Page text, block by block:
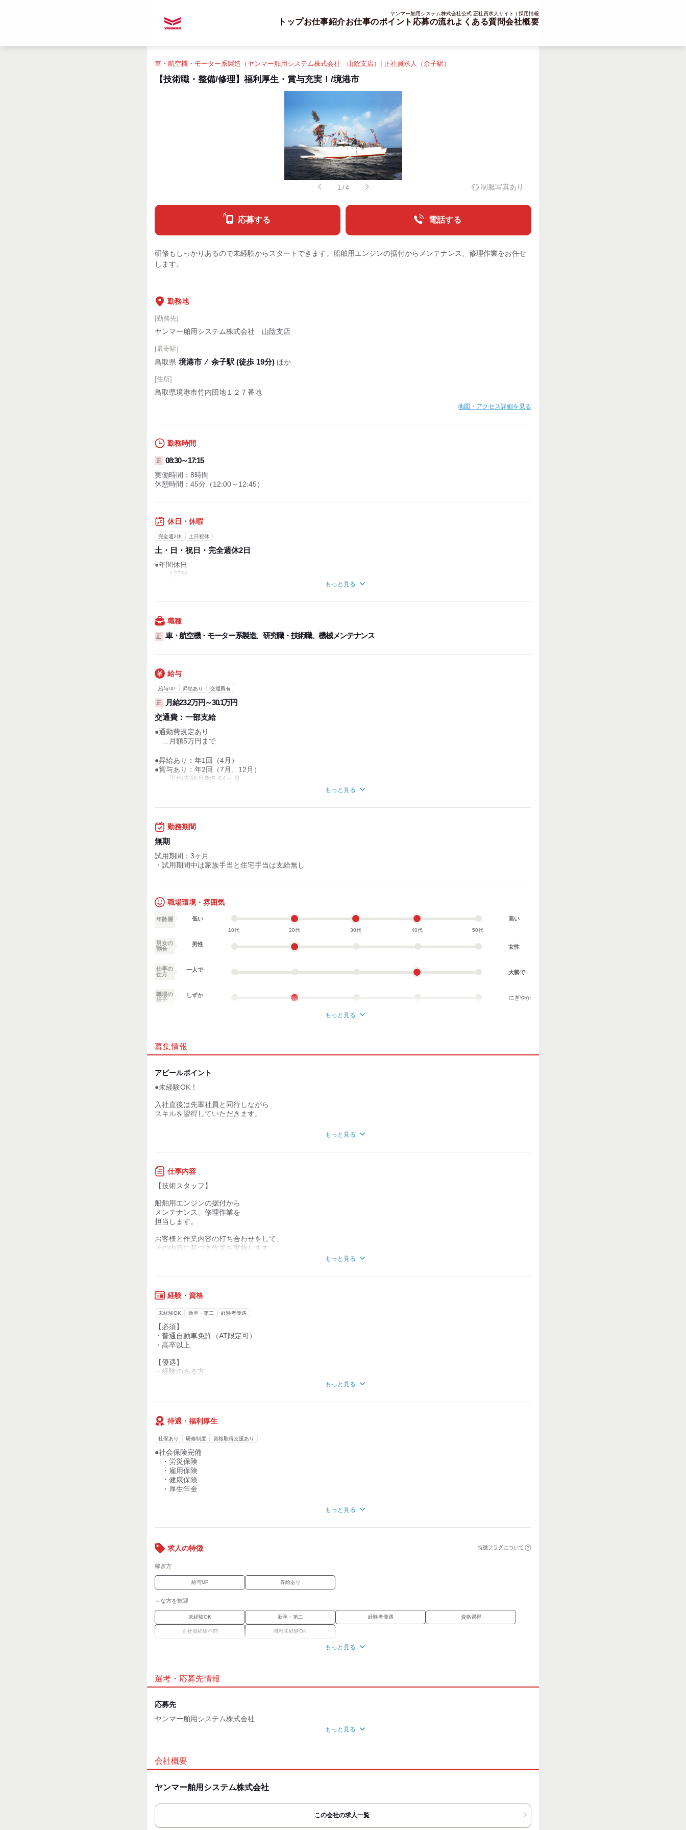
ヤンマー舶用システム株式会社公式 正社員求人サイト | 採用情報
トップお仕事紹介お仕事のポイント 応募の流れよくある質問会社概要
車・航空機・モーター系製造（ヤンマー舶用システム株式会社 山陰支店）| 正社員求人（余子駅）
【技術職・整備/修理】福利厚生・賞与充実！/境港市
1 /4 制服写真あり
応募する 電話する
研修もしっかりあるので未経験からスタートできます。船舶用エンジンの据付からメンテナンス、修理作業をお任せ
します。
勤務地
[勤務先]
ヤンマー舶用システム株式会社 山陰支店
[最寄駅]
鳥取県 境港市 ⁄ 余子駅 (徒歩 19分) ほか
[住所]
鳥取県境港市竹内団地１２７番地
地図・アクセス詳細を見る
勤務時間
正 08:30～17:15
実働時間：8時間
休憩時間：45分（12:00～12:45）
休日・休暇
完全週2休 土日祝休
土・日・祝日・完全週休2日
●年間休日
…127日
●年末年始休暇
●特別休暇
…慶弔、産前産後など
●有給休暇
もっと見る
職種
正 車・航空機・モーター系製造、研究職・技術職、機械メンテナンス
給与
給与UP 昇給あり 交通費有
正
月給23.2万円～30.1万円
交通費： 一部支給
●通勤費規定あり
…月額5万円まで
●昇給あり：年1回（4月）
●賞与あり：年2回（7月、12月）
…平均支給月数5.64ヶ月
●住宅手当
※家族手当と住宅手当は試用期間中は支給無し
●技能手当
…社内検定試験資格者
＜想定年収＞
＜【参考】管理職の年収モデル＞
・月給…(課長職)43万円以上
・賞与…平均支給月数7.13ヶ月
・想定年収…810万円～910万円
試用期間：あり
試用期間3か月/同待遇
もっと見る
勤務期間
無期
試用期間：3ヶ月
・試用期間中は家族手当と住宅手当は支給無し
職場環境・雰囲気
年齢層 低い
10代 20代 30代 40代 50代
高い
男女の
割合
男性 女性
仕事の
仕方
一人で 大勢で
職場の
様子
しずか にぎやか
個性が生かせる
デスクワーク
お客様との対話が
力仕事が少ない
【正規雇用労働者の中途採用比率】
・2024年度：82.8%
・2025年度：81.5%
・2026年度：83.5%
※公表日：2026年7月2日
もっと見る
募集情報
アピールポイント
●未経験OK！
入社直後は先輩社員と同行しながら
スキルを習得していただきます。
簡単な作業からスタートし、少しずつ知識と技術を身に着けることで
エンジンと舟艇についての
知識を学ぶ研修もありますので、
入社時に専門知識は必要ありません！
●先輩社員の声
職場には若手からベテランまで
分からないことがあれば他のメンバーが
学んでいくことで、どんどん
新しいことができるようになり
成長を実感することができます。
ヤンマーのエンジンは整備性が
とても高いので長く愛用している
お客様も多数いらっしゃいます！
自社製品を長く愛してもらえるような
丁寧な製品製造をしていることも
もっと見る
仕事内容
【技術スタッフ】
船舶用エンジンの据付から
メンテナンス、修理作業を
担当します。
お客様と作業内容の打ち合わせをして、
その内容に基づき作業を実施します。
レジャーボート、漁船などに
エンジンや漁労機器などの
総合サービスを行います。
長年取引をしているお客様が大半です。
皆様のご応募をお待ちしております！
・キャリアアップなどに伴う
もっと見る
経験・資格
未経験OK 新卒・第二 経験者優遇
【必須】
・普通自動車免許（AT限定可）
・高卒以上
【優遇】
・経験のある方
・粘り強い方
・機械いじりがお好きな方
・船のエンジンや部品に興味のある方
もっと見る
待遇・福利厚生
社保あり 研修制度 資格取得支援あり
●社会保険完備
・労災保険
・雇用保険
・健康保険
・厚生年金
●通勤費補助
…月額5万円まで
●退職金制度
・確定給付企業年金
・確定拠出年金
●借上げ社宅制度
●財形貯蓄
●永年勤続表彰
●研修制度
●福利厚生サービス
…福利厚生倶楽部
●夏季休暇
●年末年始休暇
●有給休暇
●産休育休・介護休暇
もっと見る
求人の特徴 特徴フラグについて
稼ぎ方
給与UP 昇給あり
～な方を歓迎
未経験OK 新卒・第二 経験者優遇 資格習得
正社員経験不問 職種未経験OK
魅力的な待遇
待遇充実
もっと見る
選考・応募先情報
応募先
ヤンマー舶用システム株式会社
最後までお読みいただき
ありがとうございます！
選考希望の方は［応募ボタン］より、
エントリーをお願いいたします（24時間受付中です）。
エントリー完了後、書類選考を実施させていただきます。
自動返信メールにて、履歴書の提出方法についてご案内をお送りしますので、
必ずご確認いただきますよう、お願いいたします。
もっと見る
会社概要
ヤンマー舶用システム株式会社
この会社の求人一覧